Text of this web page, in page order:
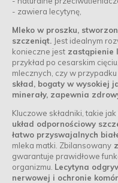
- zawiera lecytynę,
Mleko w proszku,
szczeniąt. Jest idealnym
konieczne jest zastąpienie
przykład po cesarskim
mlecznych, czy w przypadku
skład, bogaty w wysokiej
minerały, zapewnia
Kluczowe składniki, takie jak
układ odpornościowy
łatwo przyswajalnych
mleka matki. Zbilansowany
gwarantuje prawidłowe
organizmu. Lecytyna
nerwowej i ochronie